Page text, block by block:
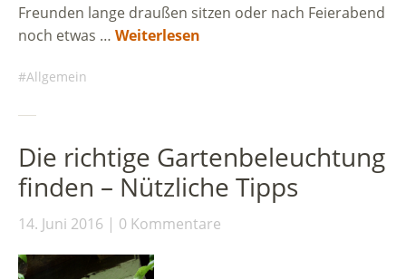
Freunden lange draußen sitzen oder nach Feierabend
noch etwas … Weiterlesen
Allgemein
Die richtige Gartenbeleuchtung
finden – Nützliche Tipps
14. Juni 2016 0 Kommentare